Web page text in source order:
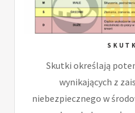
Skutki określają
wynikających z
niebezpiecznego w